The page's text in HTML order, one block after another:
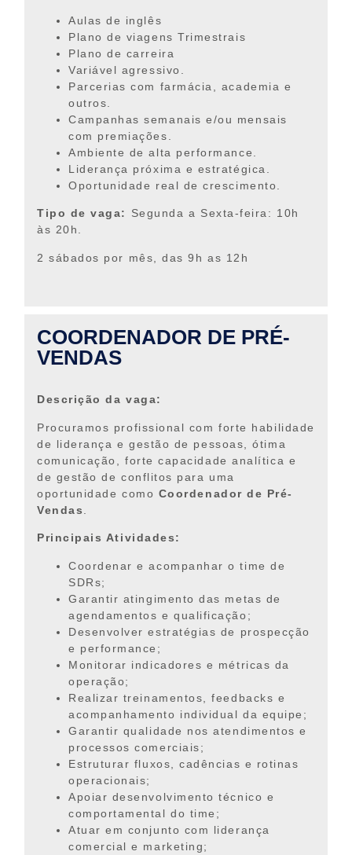
Aulas de inglês
Plano de viagens Trimestrais
Plano de carreira
Variável agressivo.
Parcerias com farmácia, academia e
outros.
Campanhas semanais e/ou mensais
com premiações.
Ambiente de alta performance.
Liderança próxima e estratégica.
Oportunidade real de crescimento.
Tipo de vaga:
Segunda a Sexta-feira: 10h
às 20h.
2 sábados por mês, das 9h as 12h
COORDENADOR DE PRÉ-
VENDAS
Descrição da vaga:
Procuramos profissional com forte habilidade
de liderança e gestão de pessoas, ótima
comunicação, forte capacidade analítica e
de gestão de conflitos para uma
oportunidade como Coordenador de Pré-
Vendas
Principais Atividades:
Coordenar e acompanhar o time de
SDRs;
Garantir atingimento das metas de
agendamentos e qualificação;
Desenvolver estratégias de prospecção
e performance;
Monitorar indicadores e métricas da
operação;
Realizar treinamentos, feedbacks e
acompanhamento individual da equipe;
Garantir qualidade nos atendimentos e
processos comerciais;
Estruturar fluxos, cadências e rotinas
operacionais;
Apoiar desenvolvimento técnico e
comportamental do time;
Atuar em conjunto com liderança
comercial e marketing;